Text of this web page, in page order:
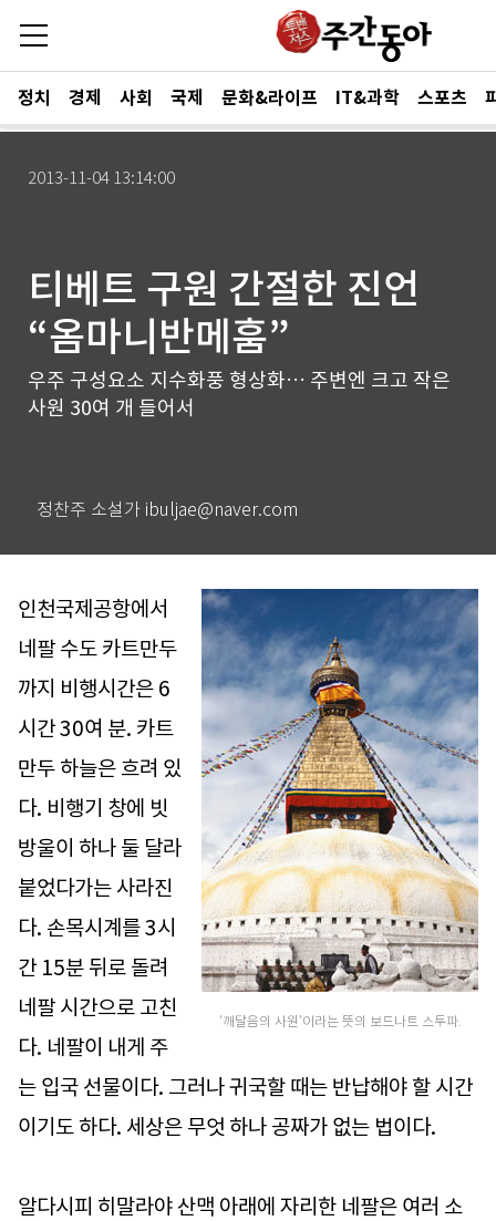
정치 경제 사회 국제 문화&라이프 IT&과학 스포츠
2013-11-04 13:14:00
티베트 구원 간절한 진언
“옴마니반메훔”
우주 구성요소 지수화풍 형상화… 주변엔 크고 작은
사원 30여 개 들어서
정찬주 소설가 ibuljae@naver.com
‘깨달음의 사원’이라는 뜻의 보드나트 스투파.
인천국제공항에서
네팔 수도 카트만두
까지 비행시간은 6
시간 30여 분. 카트
만두 하늘은 흐려 있
다. 비행기 창에 빗
방울이 하나 둘 달라
붙었다가는 사라진
다. 손목시계를 3시
간 15분 뒤로 돌려
네팔 시간으로 고친
다. 네팔이 내게 주
는 입국 선물이다. 그러나 귀국할 때는 반납해야 할 시간
이기도 하다. 세상은 무엇 하나 공짜가 없는 법이다.
알다시피 히말라야 산맥 아래에 자리한 네팔은 여러 소